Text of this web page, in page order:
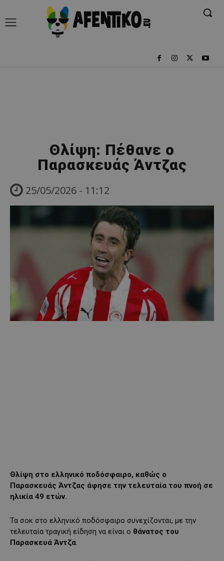
Θλίψη: Πέθανε ο
Παρασκευάς Άντζας
25/05/2026 - 11:12
Θλίψη στο ελληνικό ποδόσφαιρο, καθώς ο
Παρασκευάς Άντζας άφησε την τελευταία του πνοή σε
ηλικία 49 ετών.
Τα σοκ στο ελληνικό ποδόσφαιρο συνεχίζονται, με την
τελευταία τραγική είδηση να είναι ο θάνατος του
Παρασκευά Άντζα.